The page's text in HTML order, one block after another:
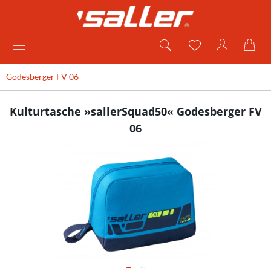
Godesberger FV 06
Kulturtasche »sallerSquad50« Godesberger FV
06